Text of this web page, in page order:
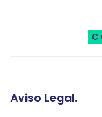
Aviso Legal.